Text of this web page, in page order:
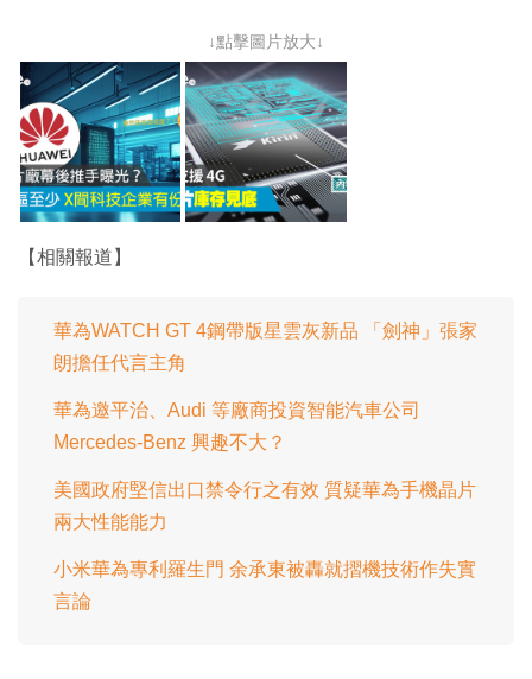
↓點擊圖片放大↓
【相關報道】
華為WATCH GT 4鋼帶版星雲灰新品 「劍神」張家
朗擔任代言主角
華為邀平治、Audi 等廠商投資智能汽車公司
Mercedes-Benz 興趣不大？
美國政府堅信出口禁令行之有效 質疑華為手機晶片
兩大性能能力
小米華為專利羅生門 余承東被轟就摺機技術作失實
言論